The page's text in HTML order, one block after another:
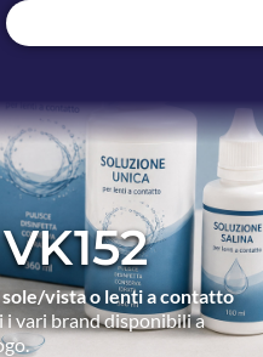
vista o lenti a contatto
i vari brand disponibili a